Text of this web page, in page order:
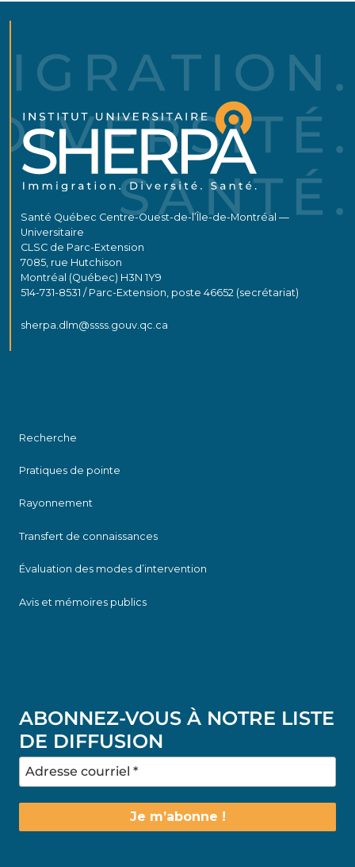
Santé Québec Centre-Ouest-de-l’Île-de-Montréal —
Universitaire
CLSC de Parc-Extension
7085, rue Hutchison
Montréal (Québec) H3N 1Y9
514-731-8531 / Parc-Extension, poste 46652 (secrétariat)
sherpa.dlm@ssss.gouv.qc.ca
Recherche
Pratiques de pointe
Rayonnement
Transfert de connaissances
Évaluation des modes d’intervention
Avis et mémoires publics
ABONNEZ-VOUS À NOTRE LISTE
DE DIFFUSION